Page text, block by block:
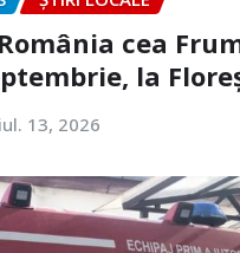
cea
la
iul. 13, 2026